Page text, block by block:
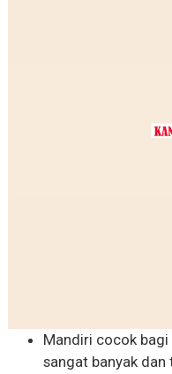
Mandiri cocok bagi
sangat banyak